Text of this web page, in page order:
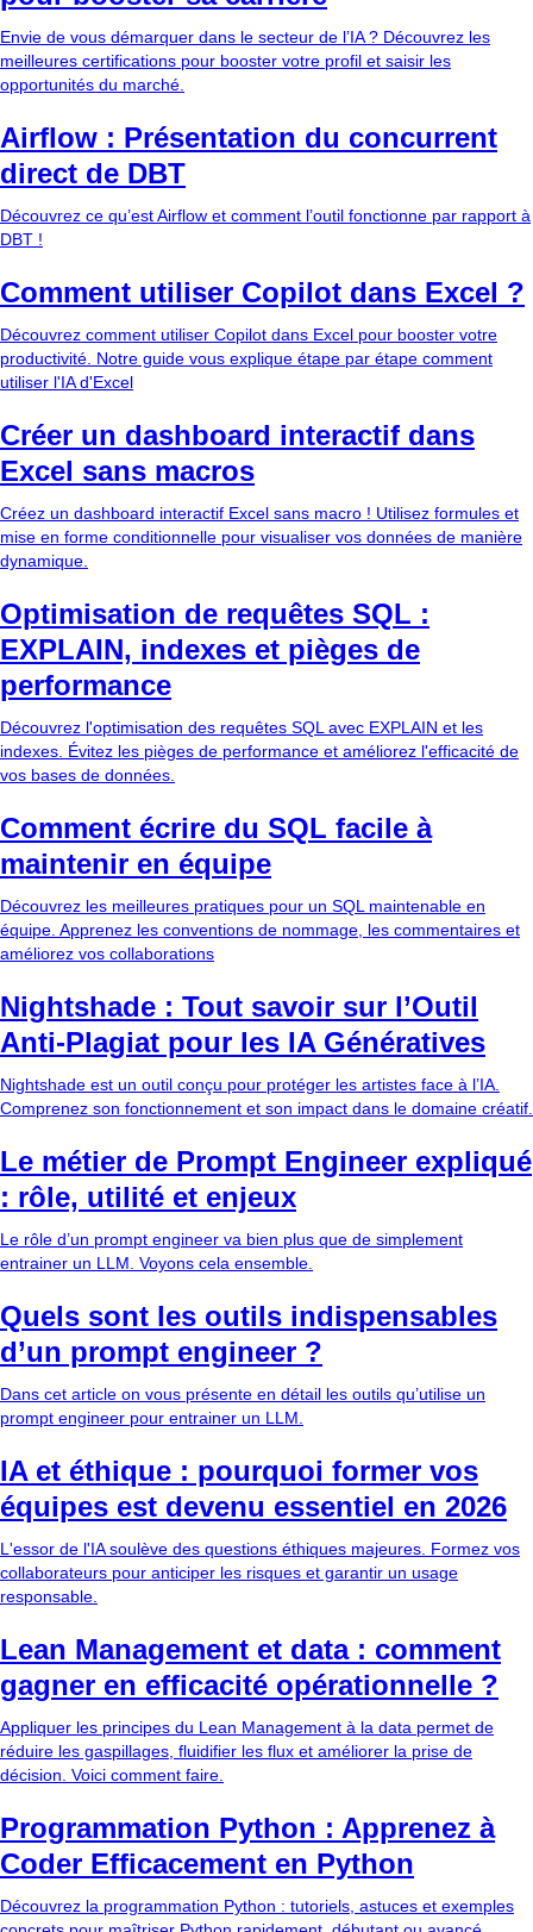
Envie de vous démarquer dans le secteur de l’IA ? Découvrez les
meilleures certifications pour booster votre profil et saisir les
opportunités du marché.
Airflow : Présentation du concurrent
direct de DBT
Découvrez ce qu’est Airflow et comment l’outil fonctionne par rapport à
DBT !
Comment utiliser Copilot dans Excel ?
Découvrez comment utiliser Copilot dans Excel pour booster votre
productivité. Notre guide vous explique étape par étape comment
utiliser l'IA d'Excel
Créer un dashboard interactif dans
Excel sans macros
Créez un dashboard interactif Excel sans macro ! Utilisez formules et
mise en forme conditionnelle pour visualiser vos données de manière
dynamique.
Optimisation de requêtes SQL :
EXPLAIN, indexes et pièges de
performance
Découvrez l'optimisation des requêtes SQL avec EXPLAIN et les
indexes. Évitez les pièges de performance et améliorez l'efficacité de
vos bases de données.
Comment écrire du SQL facile à
maintenir en équipe
Découvrez les meilleures pratiques pour un SQL maintenable en
équipe. Apprenez les conventions de nommage, les commentaires et
améliorez vos collaborations
Nightshade : Tout savoir sur l’Outil
Anti-Plagiat pour les IA Génératives
Nightshade est un outil conçu pour protéger les artistes face à l’IA.
Comprenez son fonctionnement et son impact dans le domaine créatif.
Le métier de Prompt Engineer expliqué
: rôle, utilité et enjeux
Le rôle d’un prompt engineer va bien plus que de simplement
entrainer un LLM. Voyons cela ensemble.
Quels sont les outils indispensables
d’un prompt engineer ?
Dans cet article on vous présente en détail les outils qu’utilise un
prompt engineer pour entrainer un LLM.
IA et éthique : pourquoi former vos
équipes est devenu essentiel en 2026
L'essor de l'IA soulève des questions éthiques majeures. Formez vos
collaborateurs pour anticiper les risques et garantir un usage
responsable.
Lean Management et data : comment
gagner en efficacité opérationnelle ?
Appliquer les principes du Lean Management à la data permet de
réduire les gaspillages, fluidifier les flux et améliorer la prise de
décision. Voici comment faire.
Programmation Python : Apprenez à
Coder Efficacement en Python
Découvrez la programmation Python : tutoriels, astuces et exemples